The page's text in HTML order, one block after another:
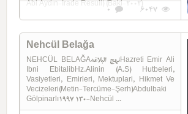
6047
0
Nehcül Belağa
NEHCÜL BELAĞAنهج البلاغهHazreti Emir Ali
Ibni EbitalibHz.Alinin (A.S) Hutbeleri,
Vasiyetleri, Emirleri, Mektuplari, Hikmet Ve
Vecizeleri(Metin-Tercüme-Şerh)Abdulbaki
Gölpinarlı1997 130-Nehcül ...